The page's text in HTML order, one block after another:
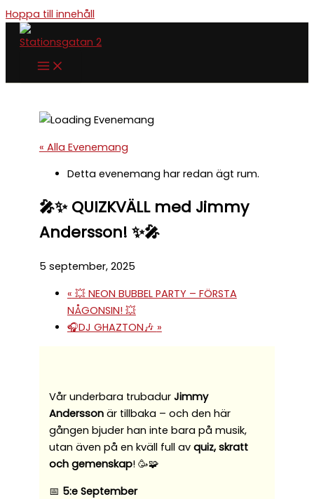
Hoppa till innehåll
« Alla Evenemang
Detta evenemang har redan ägt rum.
🎤✨ QUIZKVÄLL med Jimmy
Andersson! ✨🎤
5 september, 2025
« 💥 NEON BUBBEL PARTY – FÖRSTA
NÅGONSIN! 💥
🎧DJ GHAZTON🎶 »
Vår underbara trubadurJimmy
Andersson är tillbaka – och den här
gången bjuder han inte bara på musik,
utan även på en kväll full avquiz, skratt
och gemenskap! 🥳🧩
📅 5:e September